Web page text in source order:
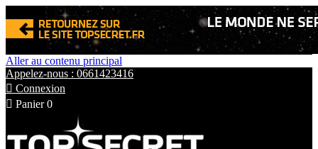
Aller au contenu principal
Appelez-nous : 0661423416
 Connexion
 Panier 0